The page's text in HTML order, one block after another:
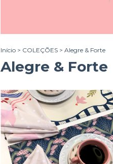
Início > COLEÇÕES > Alegre & Forte
Alegre & Forte